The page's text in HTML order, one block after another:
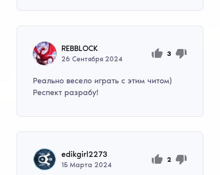
REBBLOCK
26Сентября 2024
3
Реально весело играть с этим читом)
Респект разрабу!
edikgirl2273
15Марта 2024
2